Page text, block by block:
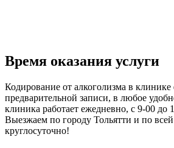
Время оказания услуги
Кодирование от алкоголизма в клинике
предварительной записи, в любое
клиника работает ежедневно, с 9-00 до
Выезжаем по городу Тольятти и по
круглосуточно!